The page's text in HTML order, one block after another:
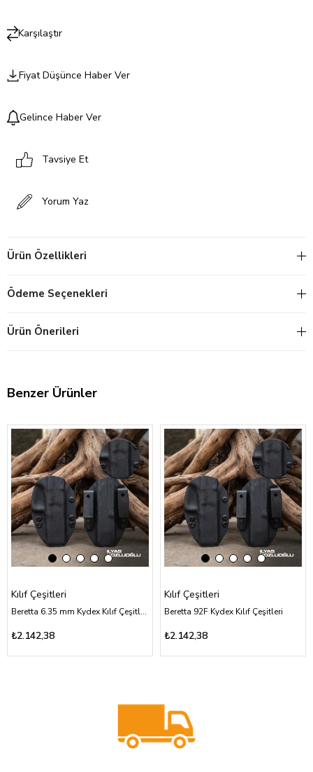
Karşılaştır
Fiyat Düşünce Haber Ver
Gelince Haber Ver
Tavsiye Et
Yorum Yaz
Ürün Özellikleri
Ödeme Seçenekleri
Ürün Önerileri
Benzer Ürünler
Kılıf Çeşitleri
Beretta 6.35 mm Kydex Kılıf Çeşitleri
₺2.142,38
Kılıf Çeşitleri
Beretta 92F Kydex Kılıf Çeşitleri
₺2.142,38